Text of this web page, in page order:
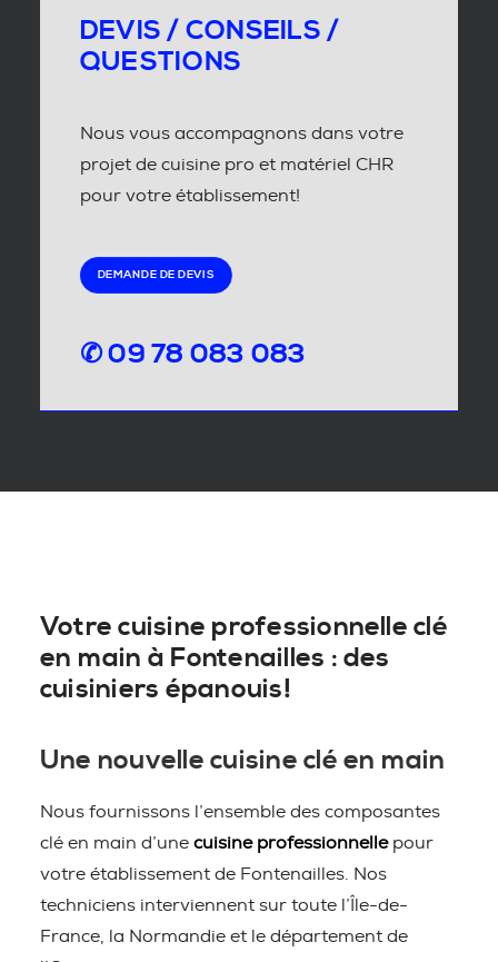
DEVIS / CONSEILS /
QUESTIONS
Nous vous accompagnons dans votre
projet de cuisine pro et matériel CHR
pour votre établissement!
DEMANDE DE DEVIS
✆ 09 78 083 083
Votre cuisine professionnelle clé
en main à Fontenailles : des
cuisiniers épanouis!
Une nouvelle cuisine clé en main
Nous fournissons l’ensemble des composantes
clé en main d’une cuisine professionnellepour
votre établissement de Fontenailles. Nos
techniciens interviennent sur toute l’Île-de-
France, la Normandie et le département de